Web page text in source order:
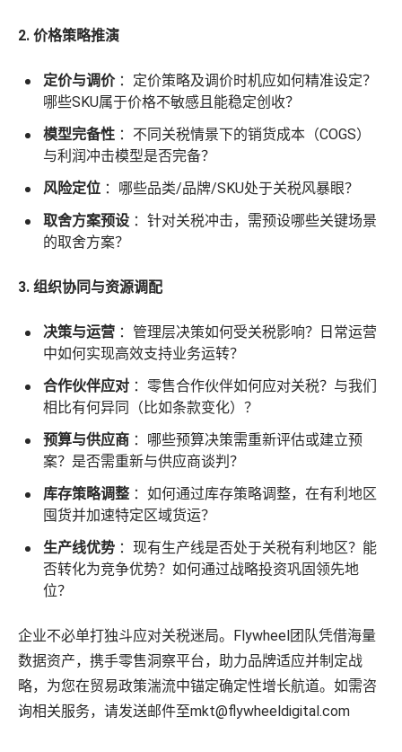
2. 价格策略推演
定价与调价：定价策略及调价时机应如何精准设定？
哪些SKU属于价格不敏感且能稳定创收？
模型完备性 ：不同关税情景下的销货成本（COGS）
与利润冲击模型是否完备？
风险定位 ：哪些品类/品牌/SKU处于关税风暴眼？
取舍方案预设 ：针对关税冲击，需预设哪些关键场景
的取舍方案？
3. 组织协同与资源调配
决策与运营 ：管理层决策如何受关税影响？日常运营
中如何实现高效支持业务运转？
合作伙伴应对 ：零售合作伙伴如何应对关税？与我们
相比有何异同（比如条款变化）？
预算与供应商 ：哪些预算决策需重新评估或建立预
案？是否需重新与供应商谈判？
库存策略调整 ：如何通过库存策略调整，在有利地区
囤货并加速特定区域货运？
生产线优势 ：现有生产线是否处于关税有利地区？能
否转化为竞争优势？如何通过战略投资巩固领先地
位？
企业不必单打独斗应对关税迷局。Flywheel团队凭借海量
数据资产，携手零售洞察平台，助力品牌适应并制定战
略，为您在贸易政策湍流中锚定确定性增长航道。如需咨
询相关服务，请发送邮件至mkt@flywheeldigital.com